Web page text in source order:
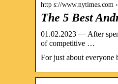
http s://www.nytimes.com
The 5 Best
01.02.2023 — After
of competitive …
For just about everyone